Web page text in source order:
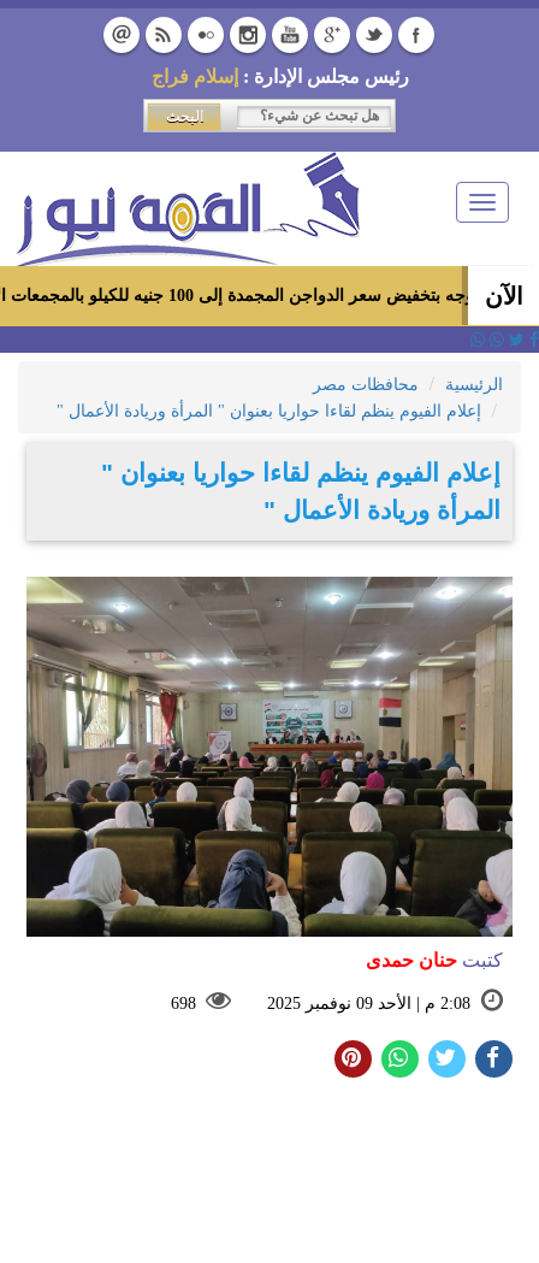
رئيس مجلس الإدارة : إسلام فراج
Toggle
navigation
الآن
المجمدة إلى 100 جنيه للكيلو بالمجمعات الاستهلاكية ومعارض «أهلاً رمضان»
الرئيسية
محافظات مصر
إعلام الفيوم ينظم لقاءا حواريا بعنوان " المرأة وريادة الأعمال "
إعلام الفيوم ينظم لقاءا حواريا بعنوان "
المرأة وريادة الأعمال "
كتبت حنان حمدى
2:08 م | الأحد 09 نوفمبر 2025 698